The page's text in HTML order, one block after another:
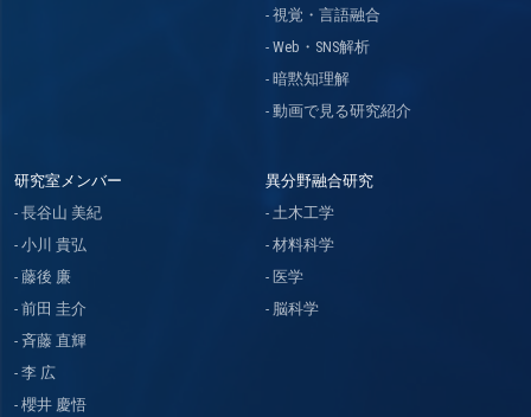
視覚・言語融合
Web・SNS解析
暗黙知理解
動画で見る研究紹介
研究室メンバー
長谷山 美紀
小川 貴弘
藤後 廉
前田 圭介
斉藤 直輝
李 広
櫻井 慶悟
異分野融合研究
土木工学
材料科学
医学
脳科学